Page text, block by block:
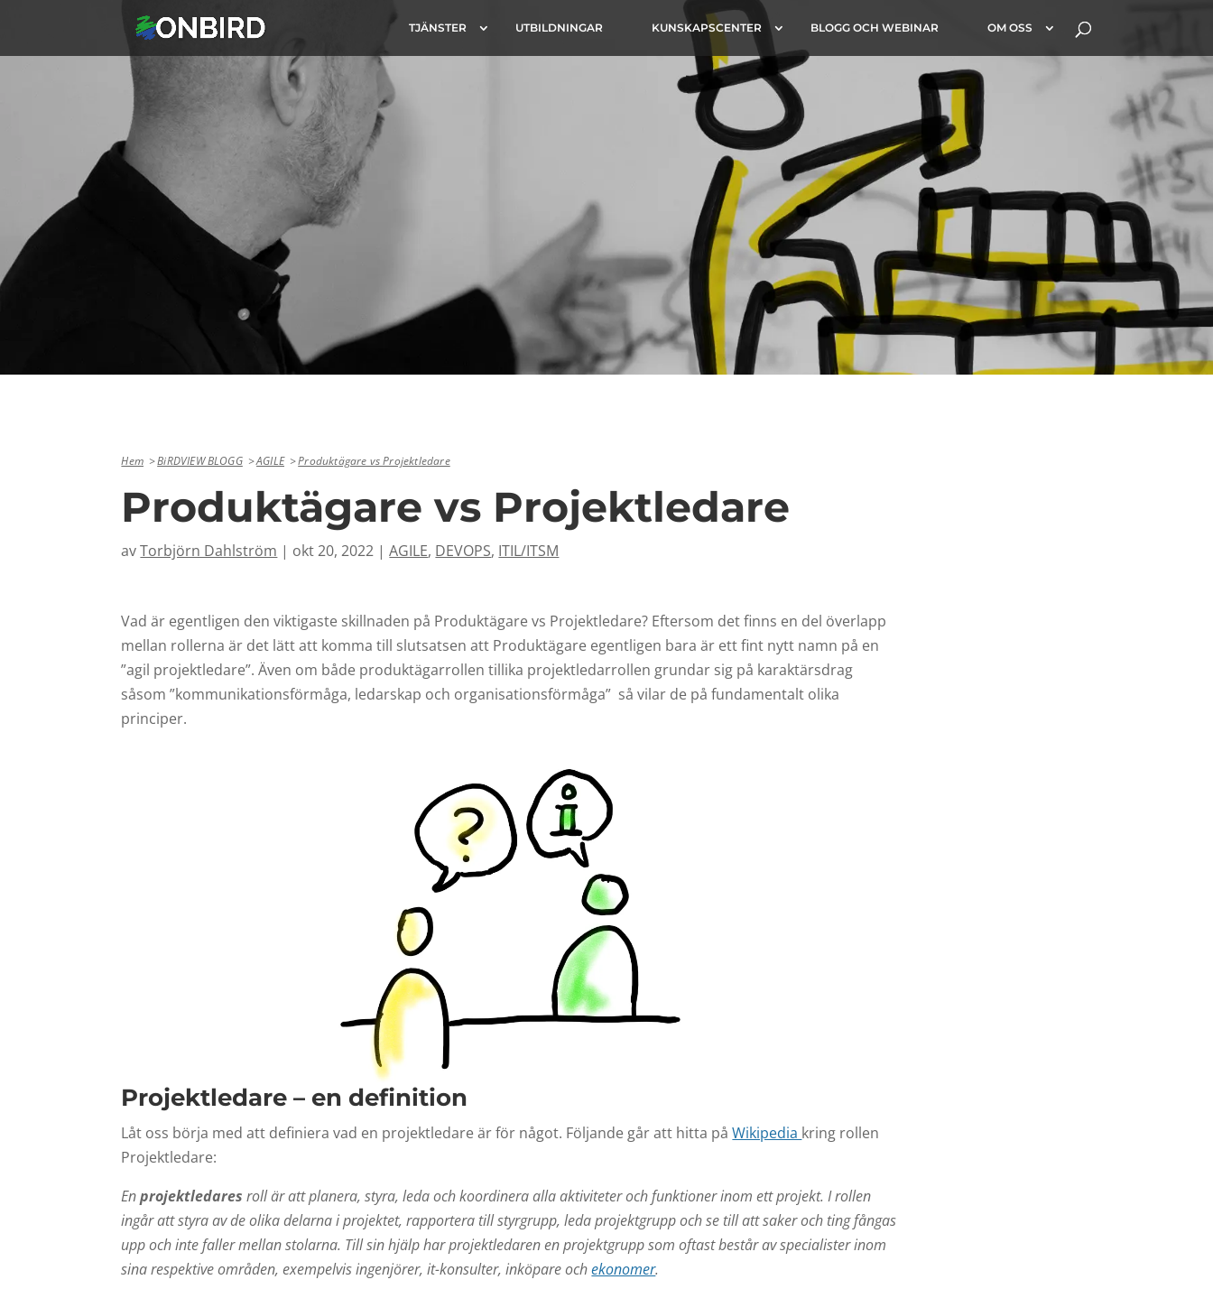
TJÄNSTER UTBILDNINGAR KUNSKAPSCENTER BLOGG OCH WEBINAR OM OSS
Hem BiRDVIEW BLOGG AGILE Produktägare vs Projektledare
Produktägare vs Projektledare
avTorbjörn Dahlström | okt 20, 2022 |AGILE, DEVOPS, ITIL/ITSM
Vad är egentligen den viktigaste skillnaden på Produktägare vs Projektledare? Eftersom det finns en del överlapp
mellan rollerna är det lätt att komma till slutsatsen att Produktägare egentligen bara är ett fint nytt namn på en
”agil projektledare”. Även om både produktägarrollen tillika projektledarrollen grundar sig på karaktärsdrag
såsom ”kommunikationsförmåga, ledarskap och organisationsförmåga” så vilar de på fundamentalt olika
principer.
Projektledare – en definition
Låt oss börja med att definiera vad en projektledare är för något. Följande går att hitta påWikipedia kring rollen
Projektledare:
Enprojektledares roll är att planera, styra, leda och koordinera alla aktiviteter och funktioner inom ett projekt. I rollen
ingår att styra av de olika delarna i projektet, rapportera till styrgrupp, leda projektgrupp och se till att saker och ting fångas
upp och inte faller mellan stolarna. Till sin hjälp har projektledaren en projektgrupp som oftast består av specialister inom
sina respektive områden, exempelvis ingenjörer, it-konsulter, inköpare ochekonomer.